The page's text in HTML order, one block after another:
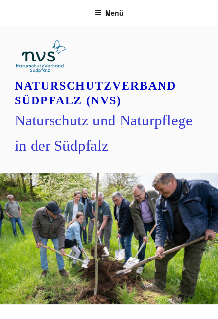
NATURSCHUTZVERBAND
SÜDPFALZ (NVS)
Naturschutz und Naturpflege
in der Südpfalz
Menü